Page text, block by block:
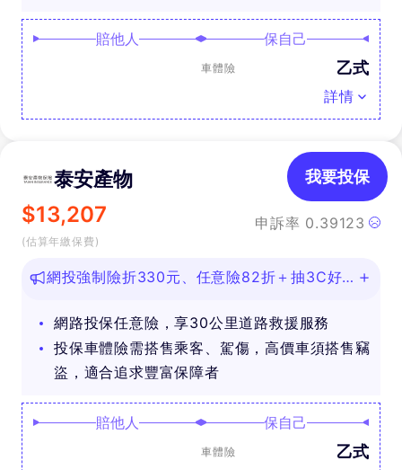
賠他人 保自己
車體險 乙式
詳情
泰安產物
$13,207
(估算年繳保費)
申訴率 0.39123
我要投保
網投強制險折330元、任意險82折＋抽3C好
網路投保任意險，享30公里道路救援服務
投保車體險需搭售乘客、駕傷，高價車須搭售竊
盜，適合追求豐富保障者
賠他人 保自己
車體險 乙式